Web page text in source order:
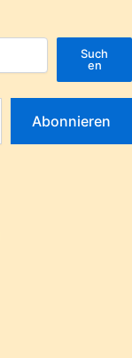
Such
en
Abonnieren